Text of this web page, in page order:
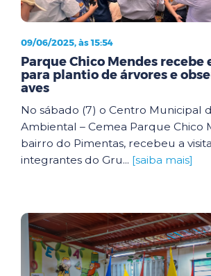
09/06/2025, às 15:54
Parque Chico Mendes recebe
para plantio de árvores e
aves
No sábado (7) o Centro Municipal
Ambiental – Cemea Parque Chico
bairro do Pimentas, recebeu a
integrantes do Gru... [saiba mais]